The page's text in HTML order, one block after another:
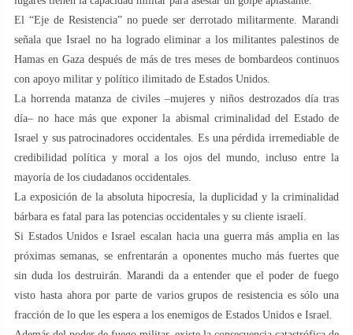
El “Eje de Resistencia” no puede ser derrotado militarmente. Marandi
señala que Israel no ha logrado eliminar a los militantes palestinos de
Hamas en Gaza después de más de tres meses de bombardeos continuos
con apoyo militar y político ilimitado de Estados Unidos.
La horrenda matanza de civiles –mujeres y niños destrozados día tras
día– no hace más que exponer la abismal criminalidad del Estado de
Israel y sus patrocinadores occidentales. Es una pérdida irremediable de
credibilidad política y moral a los ojos del mundo, incluso entre la
mayoría de los ciudadanos occidentales.
La exposición de la absoluta hipocresía, la duplicidad y la criminalidad
bárbara es fatal para las potencias occidentales y su cliente israelí.
Si Estados Unidos e Israel escalan hacia una guerra más amplia en las
próximas semanas, se enfrentarán a oponentes mucho más fuertes que
sin duda los destruirán. Marandi da a entender que el poder de fuego
visto hasta ahora por parte de varios grupos de resistencia es sólo una
fracción de lo que les espera a los enemigos de Estados Unidos e Israel.